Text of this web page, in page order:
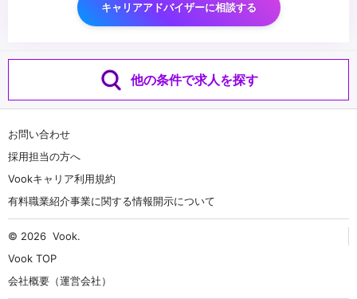
キャリアアドバイザーに相談する
他の条件で求人を探す
お問い合わせ
採用担当の方へ
Vookキャリア利用規約
有料職業紹介事業に関する情報開示について
© 2026 Vook.
Vook TOP
会社概要（運営会社）